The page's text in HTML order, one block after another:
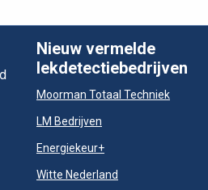
Nieuw vermelde
lekdetectiebedrijven
Moorman Totaal Techniek
LM Bedrijven
Energiekeur+
Witte Nederland